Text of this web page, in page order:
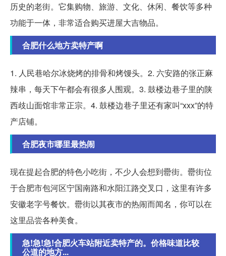
历史的老街。它集购物、旅游、文化、休闲、餐饮等多种
功能于一体，非常适合购买进屋大吉物品。
合肥什么地方卖特产啊
1. 人民巷哈尔冰烧烤的排骨和烤馒头。2. 六安路的张正麻
辣串，每天下午都会有很多人围观。3. 鼓楼边巷子里的陕
西歧山面馆非常正宗。4. 鼓楼边巷子里还有家叫“xxx”的特
产店铺。
合肥夜市哪里最热闹
现在提起合肥的特色小吃街，不少人会想到罍街。罍街位
于合肥市包河区宁国南路和水阳江路交叉口，这里有许多
安徽老字号餐饮。罍街以其夜市的热闹而闻名，你可以在
这里品尝各种美食。
急!急!急!合肥火车站附近卖特产的。价格味道比较
公道的地方...